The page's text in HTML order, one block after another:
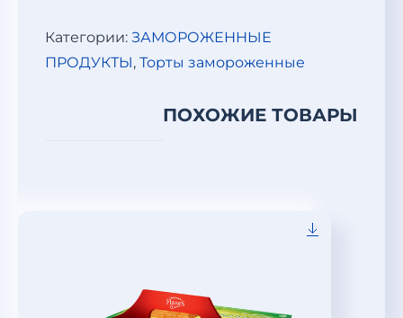
Категории: ЗАМОРОЖЕННЫЕ
ПРОДУКТЫ, Торты замороженные
ПОХОЖИЕ ТОВАРЫ